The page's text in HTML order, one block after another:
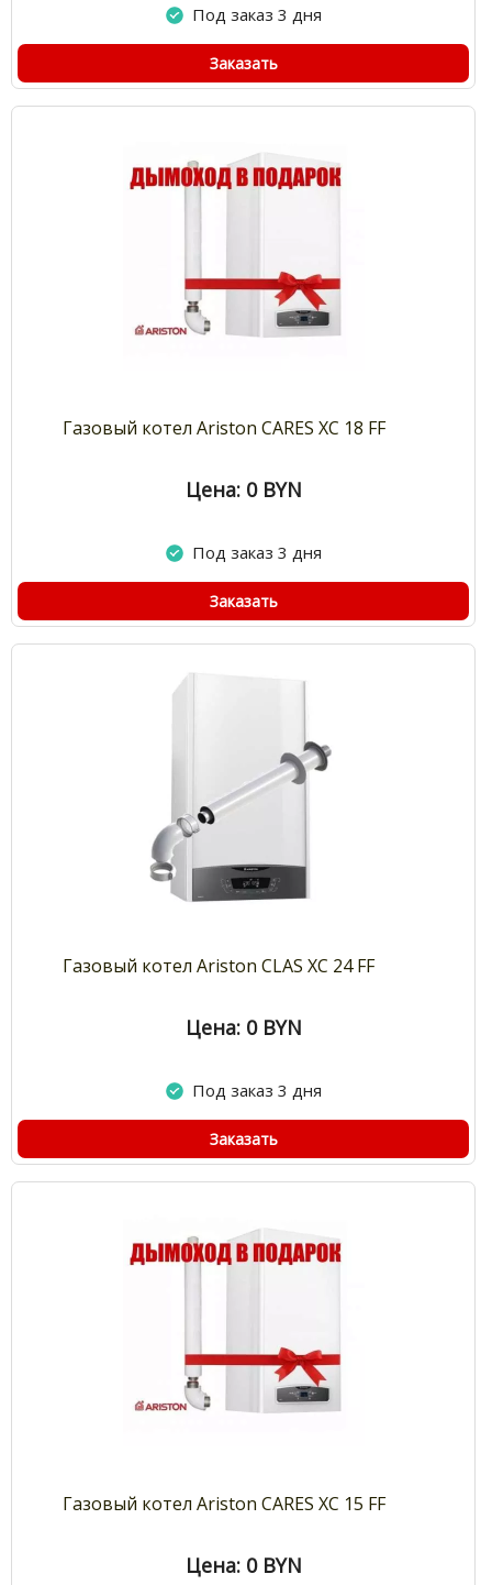
Под заказ 3 дня
Заказать
Газовый котел Ariston CARES XC 18 FF
Цена: 0 BYN
Под заказ 3 дня
Заказать
Газовый котел Ariston CLAS XC 24 FF
Цена: 0 BYN
Под заказ 3 дня
Заказать
Газовый котел Ariston CARES XC 15 FF
Цена: 0 BYN